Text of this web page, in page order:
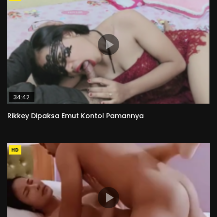
34:42
Rikkey Dipaksa Emut Kontol Pamannya
HD